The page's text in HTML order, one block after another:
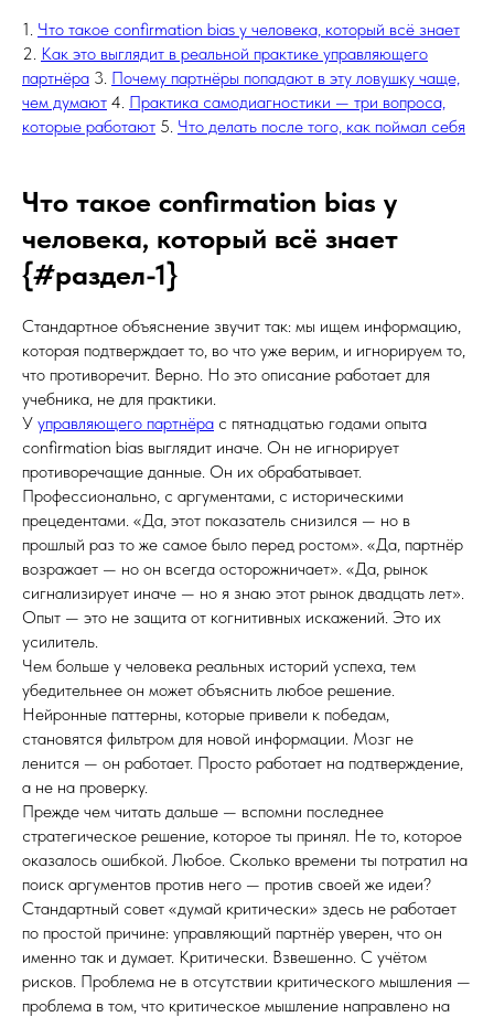
1. Что такое confirmation bias у человека, который всё знает
2. Как это выглядит в реальной практике управляющего
партнёра 3. Почему партнёры попадают в эту ловушку чаще,
чем думают 4. Практика самодиагностики — три вопроса,
которые работают 5. Что делать после того, как поймал себя
Что такое confirmation bias у
человека, который всё знает
{#раздел-1}
Стандартное объяснение звучит так: мы ищем информацию,
которая подтверждает то, во что уже верим, и игнорируем то,
что противоречит. Верно. Но это описание работает для
учебника, не для практики.
У управляющего партнёра с пятнадцатью годами опыта
confirmation bias выглядит иначе. Он не игнорирует
противоречащие данные. Он их обрабатывает.
Профессионально, с аргументами, с историческими
прецедентами. «Да, этот показатель снизился — но в
прошлый раз то же самое было перед ростом». «Да, партнёр
возражает — но он всегда осторожничает». «Да, рынок
сигнализирует иначе — но я знаю этот рынок двадцать лет».
Опыт — это не защита от когнитивных искажений. Это их
усилитель.
Чем больше у человека реальных историй успеха, тем
убедительнее он может объяснить любое решение.
Нейронные паттерны, которые привели к победам,
становятся фильтром для новой информации. Мозг не
ленится — он работает. Просто работает на подтверждение,
а не на проверку.
Прежде чем читать дальше — вспомни последнее
стратегическое решение, которое ты принял. Не то, которое
оказалось ошибкой. Любое. Сколько времени ты потратил на
поиск аргументов против него — против своей же идеи?
Стандартный совет «думай критически» здесь не работает
по простой причине: управляющий партнёр уверен, что он
именно так и думает. Критически. Взвешенно. С учётом
рисков. Проблема не в отсутствии критического мышления —
проблема в том, что критическое мышление направлено на